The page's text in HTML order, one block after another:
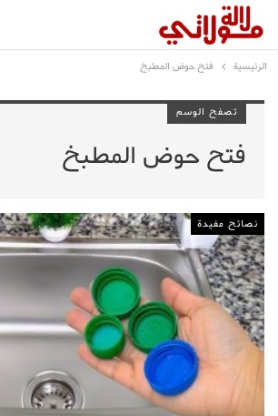
الرئيسية فتح حوض المطبخ
تصفح الوسم
فتح حوض المطبخ
نصائح مفيدة